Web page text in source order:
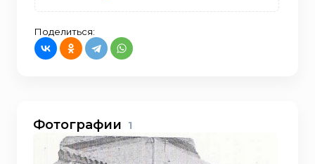
Поделиться:
Фотографии 1